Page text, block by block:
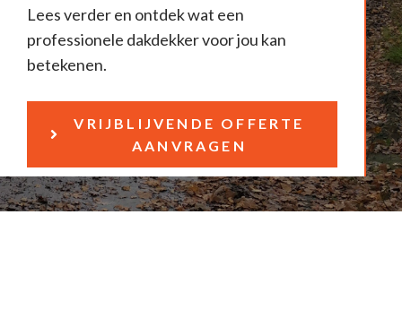
Lees verder en ontdek wat een
professionele dakdekker voor jou kan
betekenen.
VRIJBLIJVENDE OFFERTE
AANVRAGEN